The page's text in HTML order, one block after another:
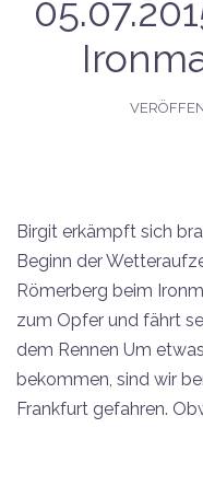
Birgit erkämpft sich
Beginn der
Römerberg beim
zum Opfer und fährt
dem Rennen Um
bekommen, sind wir
Frankfurt gefahren.